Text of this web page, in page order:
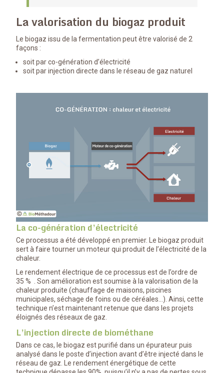
La valorisation du biogaz produit
Le biogaz issu de la fermentation peut être valorisé de 2
façons :
soit par co-génération d’électricité
soit par injection directe dans le réseau de gaz naturel
La co-génération d’électricité
Ce processus a été développé en premier. Le biogaz produit
sert à faire tourner un moteur qui produit de l’électricité de la
chaleur.
Le rendement électrique de ce processus est de l’ordre de
35 %
. Son amélioration est soumise à la valorisation de la
chaleur produite (chauffage de maisons, piscines
municipales, séchage de foins ou de céréales…). Ainsi, cette
technique n’est maintenant retenue que dans les projets
éloignés des réseaux de gaz.
L’injection directe de biométhane
Dans ce cas, le biogaz est purifié dans un épurateur puis
analysé dans le poste d’injection avant d’être injecté dans le
réseau de gaz. Le rendement énergétique de cette